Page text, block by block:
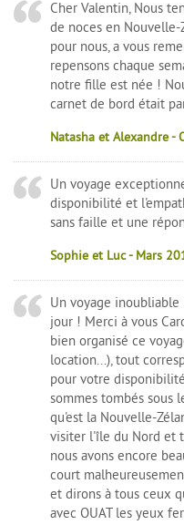
Cher Valentin, Nous
de noces en Nouvelle-
pour nous, a vous
repensons chaque
notre fille est née !
carnet de bord était
Natasha et Alexandre -
Un voyage
disponibilité et
sans faille et une
Sophie et Luc - Mars
Un voyage
jour ! Merci à vous
bien organisé ce
location...), tout
pour votre
sommes tombés sous
qu'est la Nouvelle-
visiter l'île du Nord et
nous avons encore
court
et dirons à tous ceux
avec OUAT les yeux